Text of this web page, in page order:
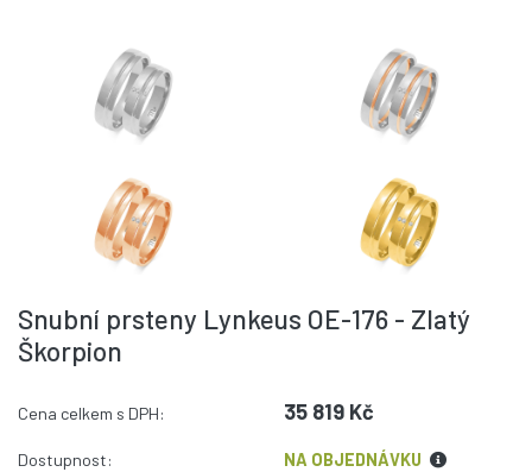
Snubní prsteny Lynkeus OE-176 - Zlatý
Škorpion
Cena celkem s DPH: 35 819 Kč
Dostupnost: NA OBJEDNÁVKU